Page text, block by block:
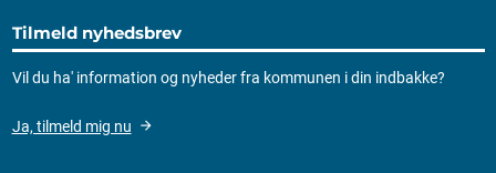
Tilmeld nyhedsbrev
Vil du ha' information og nyheder fra kommunen i din indbakke?
Ja, tilmeld mig nu